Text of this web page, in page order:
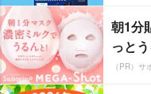
朝1分
っと
（PR）サ